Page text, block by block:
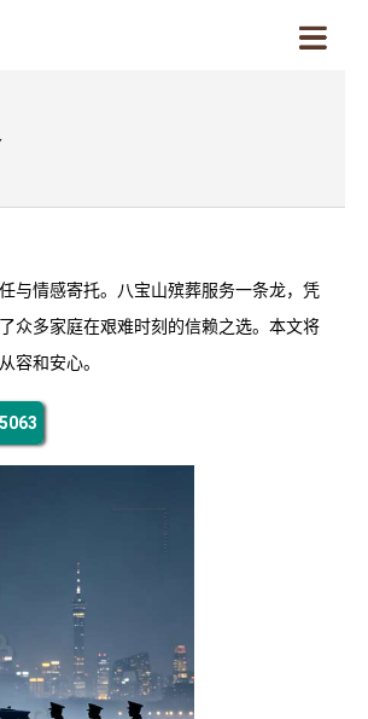
与情感寄托。 八宝山殡葬服务一条龙，凭
众多家庭在艰难时刻的信赖之选。本文将
容和安心。